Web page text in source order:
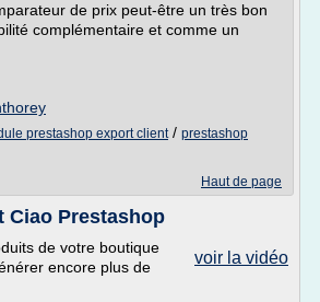
de prix peut-être un très bon
complémentaire et comme un
prestashop export client/ prestashop
Haut de page
Ciao Prestashop
voir la vidéo
de votre boutique
encore plus de